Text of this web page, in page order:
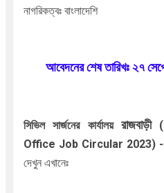
নাগরিকত্বঃ বাংলাদেশি
আবেদনের শেষ তারিখঃ ২৭
সিভিল সার্জনের কার্যালয় রাজবাড়ী (
Office Job Circular 2023)-
দেখুন এখানেঃ